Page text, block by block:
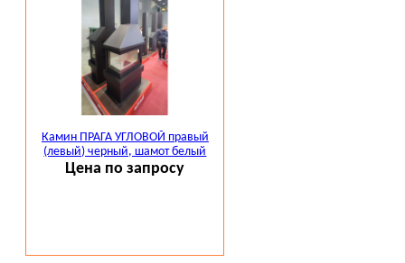
Камин ПРАГА УГЛОВОЙ правый
(левый) черный, шамот белый
Цена по запросу